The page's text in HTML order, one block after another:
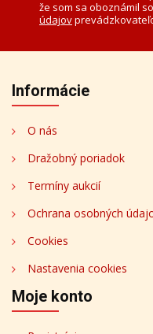
že som sa oboznámil so
údajov
Informácie
O nás
Dražobný poriadok
Termíny aukcií
Ochrana osobných
Cookies
Nastavenia cookies
Moje konto